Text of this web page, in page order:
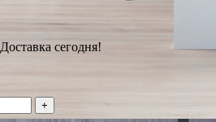
Доставка сегодня!
+